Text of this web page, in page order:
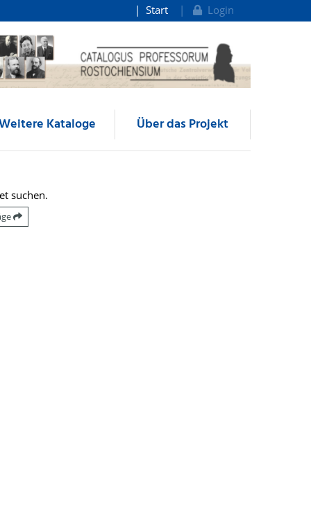
Start Login
Kataloge Über das Projekt
suchen.